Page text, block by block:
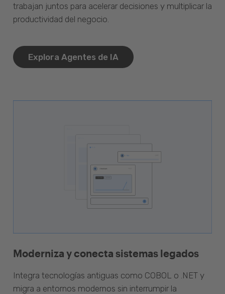
trabajan juntos para acelerar decisiones y multiplicar la
productividad del negocio.
Explora Agentes de IA
Moderniza y conecta sistemas legados
Integra tecnologías antiguas como COBOL o .NET y
migra a entornos modernos sin interrumpir la